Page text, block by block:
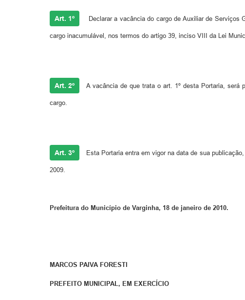
Art. 1º Declarar a vacância do cargo de Auxiliar de Serviços
cargo inacumulável, nos termos do artigo 39, inciso VIII da Lei
Art. 2º A vacância de que trata o art. 1º desta Portaria, será
cargo.
Art. 3º Esta Portaria entra em vigor na data de sua
2009.
Prefeitura do Município de Varginha, 18 de janeiro de 2010.
MARCOS PAIVA FORESTI
PREFEITO MUNICIPAL, EM EXERCÍCIO